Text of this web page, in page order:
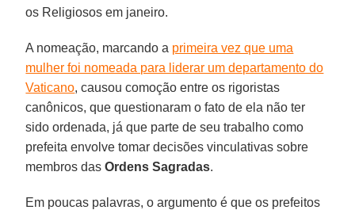
os Religiosos em janeiro.
A nomeação, marcando a primeira vez que uma
mulher foi nomeada para liderar um departamento do
Vaticano, causou comoção entre os rigoristas
canônicos, que questionaram o fato de ela não ter
sido ordenada, já que parte de seu trabalho como
prefeita envolve tomar decisões vinculativas sobre
membros dasOrdens Sagradas.
Em poucas palavras, o argumento é que os prefeitos